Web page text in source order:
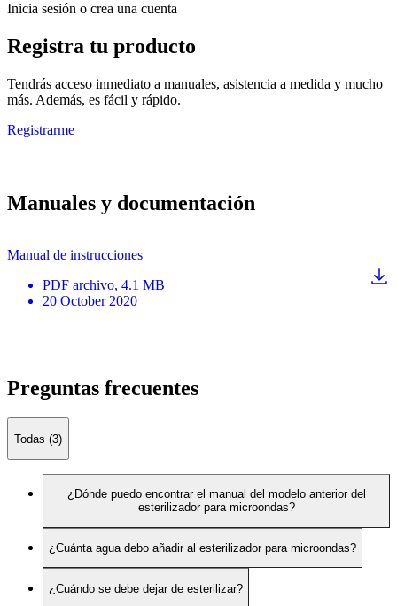
Inicia sesión o crea una cuenta
Registra tu producto
Tendrás acceso inmediato a manuales, asistencia a medida y mucho
más. Además, es fácil y rápido.
Registrarme
Manuales y documentación
Manual de instrucciones
PDF archivo, 4.1 MB
20 October 2020
Preguntas frecuentes
Todas (3)
¿Dónde puedo encontrar el manual del modelo anterior del
esterilizador para microondas?
¿Cuánta agua debo añadir al esterilizador para microondas?
¿Cuándo se debe dejar de esterilizar?